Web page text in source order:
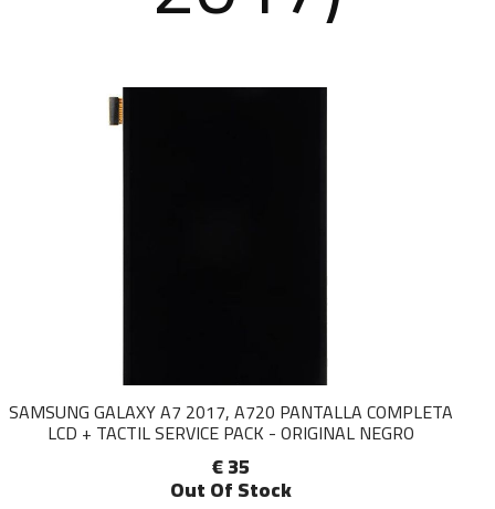
SAMSUNG GALAXY A7 2017, A720 PANTALLA COMPLETA
LCD + TACTIL SERVICE PACK - ORIGINAL NEGRO
€ 35
Out Of Stock